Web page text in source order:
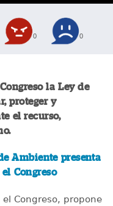
0 0
la Ley de
proteger y
el recurso,
Ambiente presenta
Congreso
Congreso, propone